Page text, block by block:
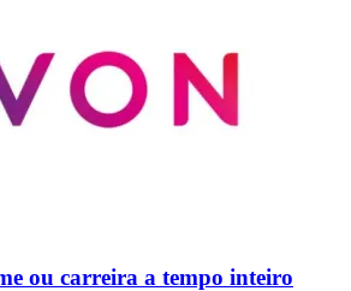
ou carreira a tempo inteiro